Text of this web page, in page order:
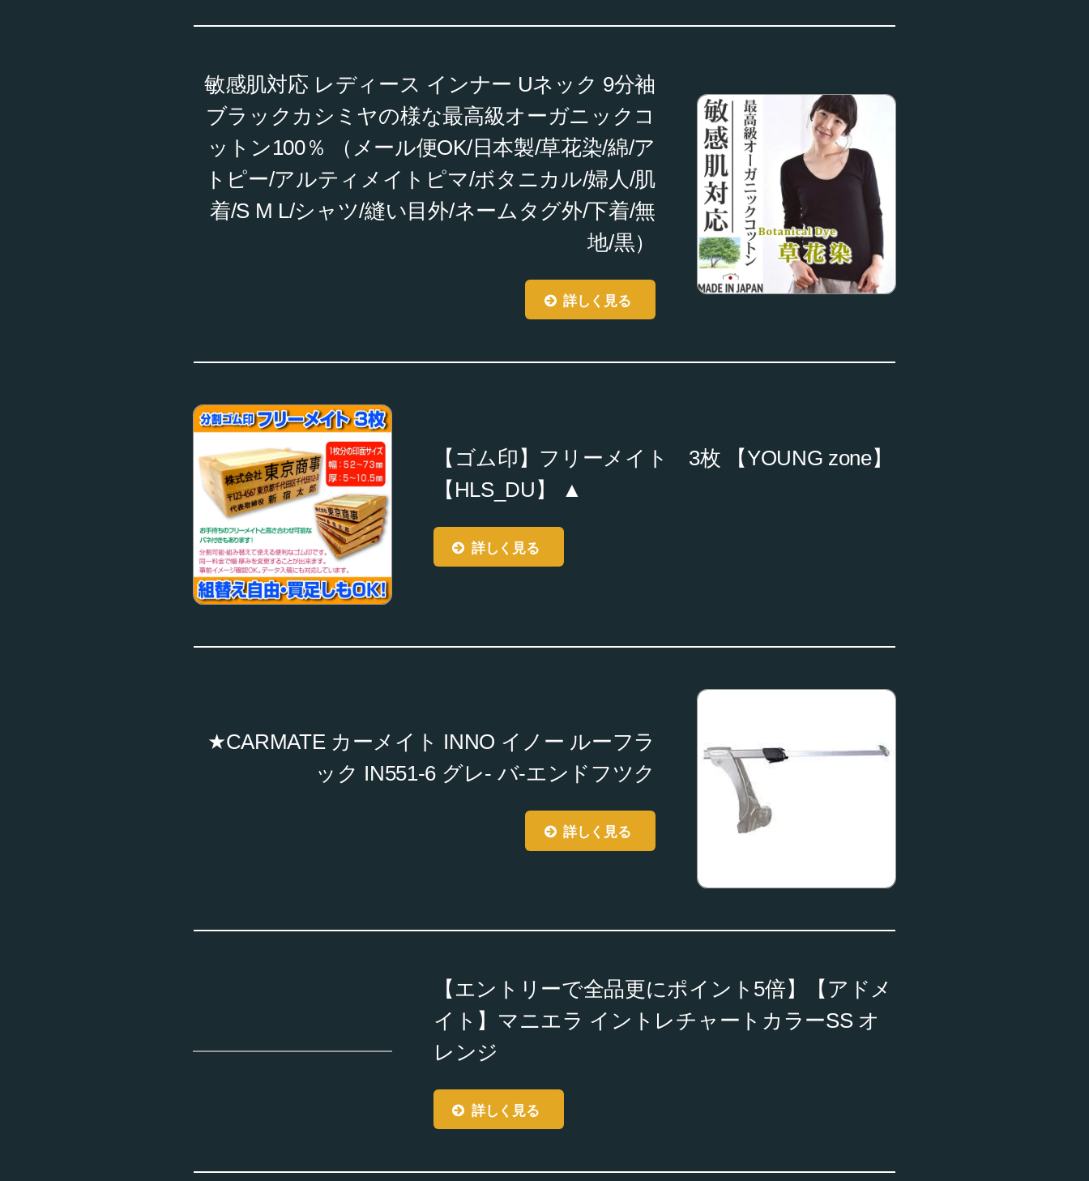
敏感肌対応 レディース インナー Uネック 9分袖
ブラックカシミヤの様な最高級オーガニックコ
ットン100％ （メール便OK/日本製/草花染/綿/ア
トピー/アルティメイトピマ/ボタニカル/婦人/肌
着/S M L/シャツ/縫い目外/ネームタグ外/下着/無
地/黒）
詳しく見る
【ゴム印】フリーメイト 3枚 【YOUNG zone】
【HLS_DU】 ▲
詳しく見る
★CARMATE カーメイト INNO イノー ルーフラ
ック IN551-6 グレ- バ-エンドフツク
詳しく見る
【エントリーで全品更にポイント5倍】【アドメ
イト】マニエラ イントレチャートカラーSS オ
レンジ
詳しく見る